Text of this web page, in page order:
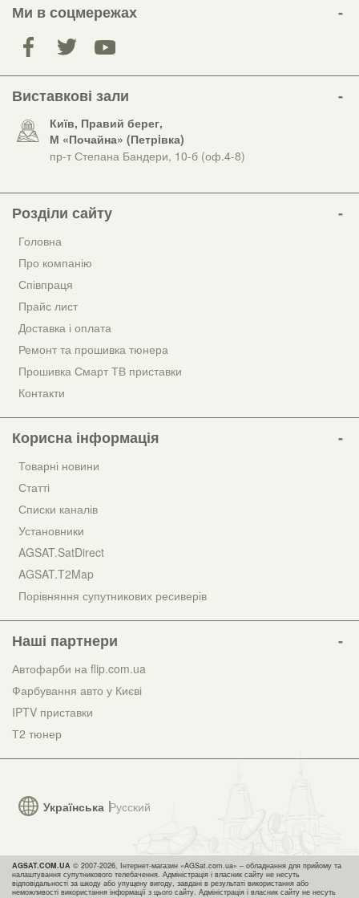
Ми в соцмережах
Виставкові зали
Київ, Правий берег,
М «Почайна» (Петрiвка)
пр-т Степана Бандери, 10-б (оф.4-8)
Українська Русский
Розділи сайту
Головна
Про компанію
Співпраця
Прайс лист
Доставка і оплата
Ремонт та прошивка тюнера
Прошивка Смарт ТВ приставки
Контакти
Корисна інформація
Товарні новини
Статті
Списки каналів
Установники
AGSAT.SatDirect
AGSAT.T2Map
Порівняння супутникових ресиверів
Наші партнери
Автофарби на flip.com.ua
Фарбування авто у Києві
IPTV приставки
Т2 тюнер
AGSAT.COM.UA © 2007-2026, Інтернет-магазин «AGSat.com.ua» – обладнання для прийому та
налаштування супутникового телебачення. Адміністрація і власник сайту не несуть
відповідальності за шкоду або упущену вигоду, завдані в результаті використання або
неможливості використання інформації з цього сайту. Адміністрація і власник сайту не несуть